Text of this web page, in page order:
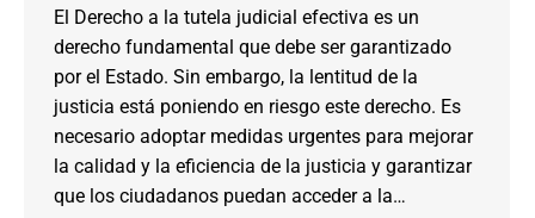
El Derecho a la tutela judicial efectiva es un
derecho fundamental que debe ser garantizado
por el Estado. Sin embargo, la lentitud de la
justicia está poniendo en riesgo este derecho. Es
necesario adoptar medidas urgentes para mejorar
la calidad y la eficiencia de la justicia y garantizar
que los ciudadanos puedan acceder a la…